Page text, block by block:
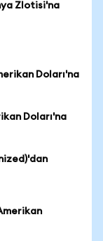
Zlotisi'na
Doları'na
Doları'na